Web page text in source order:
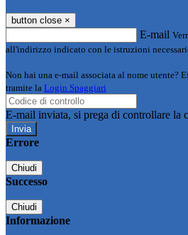
button close ×
E-mail
all'indirizzo indicato con le istruzioni
Non hai una e-mail associata al nome utente?
tramite la Login Spaggiari
E-mail inviata, si prega di controllare la
Errore
Chiudi
Successo
Chiudi
Informazione